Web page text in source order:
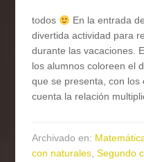
todos
En la entrada
divertida actividad para
durante las vacaciones.
los alumnos coloreen el
que se presenta, con los
cuenta la relación
Archivado en:
con naturales,Segundo